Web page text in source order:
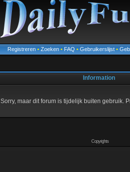
Registreren • Zoeken • FAQ • Gebruikerslijst •
Information
Sorry, maar dit forum is tijdelijk buiten gebruik.
Copyrights